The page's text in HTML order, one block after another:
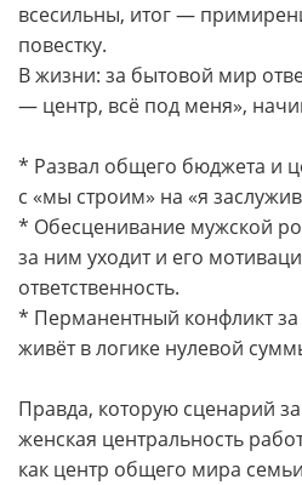
всесильны, итог —
повестку.
В жизни: за бытовой мир
— центр, всё под меня»,
* Развал общего бюджета и
с «мы строим» на «я
* Обесценивание мужской
за ним уходит и его
ответственность.
* Перманентный конфликт
живёт в логике нулевой
Правда, которую сценарий
женская центральность
как центр общего мира